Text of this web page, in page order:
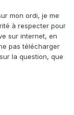
mon ordi, je me
à respecter pour
sur internet, en
pas télécharger
la question, que